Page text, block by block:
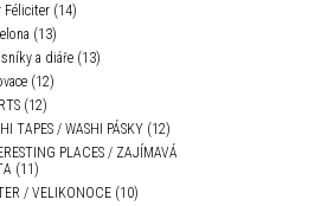
Féliciter (14)
(13)
a diáře (13)
(12)
(12)
TAPES / WASHI PÁSKY (12)
PLACES / ZAJÍMAVÁ
(11)
/ VELIKONOCE (10)